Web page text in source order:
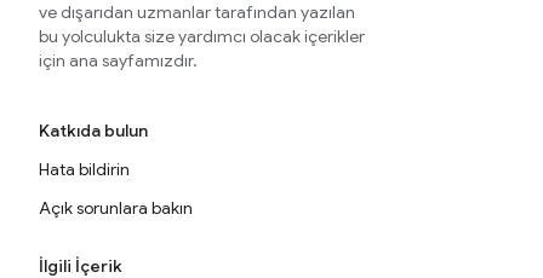
ve dışarıdan uzmanlar tarafından yazılan
bu yolculukta size yardımcı olacak içerikler
için ana sayfamızdır.
Katkıda bulun
Hata bildirin
Açık sorunlara bakın
İlgili İçerik